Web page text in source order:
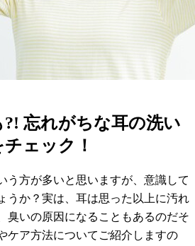
忘れがちな耳の洗い
ェック！
う方が多いと思いますが、意識して
うか？実は、耳は思った以上に汚れ
臭いの原因になることもあるのだそ
ケア方法についてご紹介しますの